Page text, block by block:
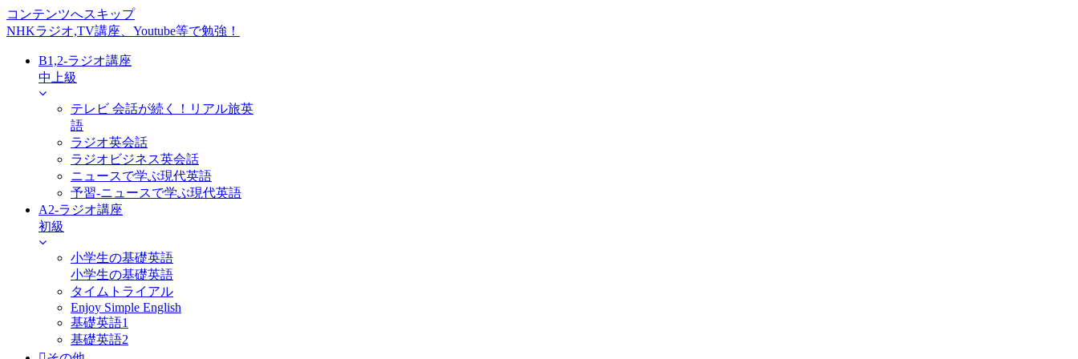
コンテンツへスキップ
NHKラジオ,TV講座、Youtube等で勉強！
B1,2-ラジオ講座
中上級
テレビ 会話が続く！リアル旅英
語
ラジオ英会話
ラジオビジネス英会話
ニュースで学ぶ現代英語
予習-ニュースで学ぶ現代英語
A2-ラジオ講座
初級
小学生の基礎英語
小学生の基礎英語
タイムトライアル
Enjoy Simple English
基礎英語1
基礎英語2